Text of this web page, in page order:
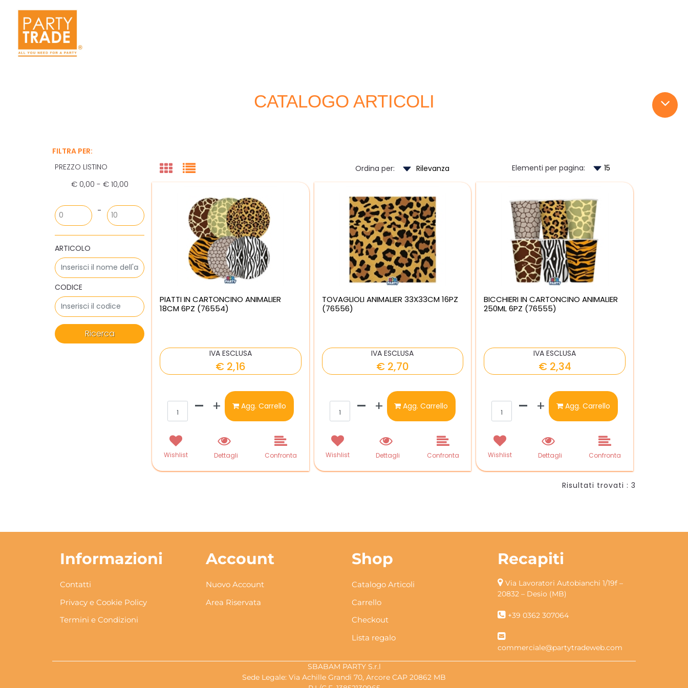
CATALOGO ARTICOLI
FILTRA PER:
PREZZO LISTINO
€ 0,00 - € 10,00
Prezzo minimo
- Prezzo massimo
ARTICOLO
CODICE
Ordina per: Elementi per pagina:
PIATTI IN CARTONCINO ANIMALIER
18CM 6PZ (76554)
IVA ESCLUSA
€ 2,16
Quantità
Agg. Carrello
Wishlist Dettagli Confronta
TOVAGLIOLI ANIMALIER 33X33CM 16PZ
(76556)
IVA ESCLUSA
€ 2,70
Quantità
Agg. Carrello
Wishlist Dettagli Confronta
BICCHIERI IN CARTONCINO ANIMALIER
250ML 6PZ (76555)
IVA ESCLUSA
€ 2,34
Quantità
Agg. Carrello
Wishlist Dettagli Confronta
Risultati trovati : 3
Informazioni
Contatti
Privacy e Cookie Policy
Termini e Condizioni
Account
Nuovo Account
Area Riservata
Shop
Catalogo Articoli
Carrello
Checkout
Lista regalo
Recapiti
Via Lavoratori Autobianchi 1/19f –
20832 – Desio (MB)
+39 0362 307064
commerciale@partytradeweb.com
SBABAM PARTY S.r.l
Sede Legale: Via Achille Grandi 70, Arcore CAP 20862 MB